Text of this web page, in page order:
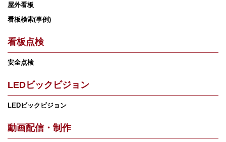
屋外看板
看板検索(事例)
看板点検
安全点検
LEDビックビジョン
LEDビックビジョン
動画配信・制作